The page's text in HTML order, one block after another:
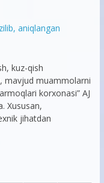
aniqlangan
kuz-qish
mavjud muammolarni
korxonasi” AJ
Xususan,
jihatdan